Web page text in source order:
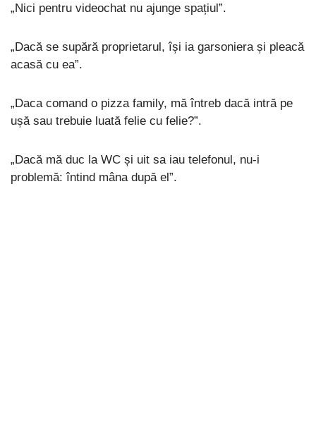
„Nici pentru videochat nu ajunge spațiul”.
„Dacă se supără proprietarul, își ia garsoniera și pleacă
acasă cu ea”.
„Daca comand o pizza family, mă întreb dacă intră pe
ușă sau trebuie luată felie cu felie?”.
„Dacă mă duc la WC și uit sa iau telefonul, nu-i
problemă: întind mâna după el”.